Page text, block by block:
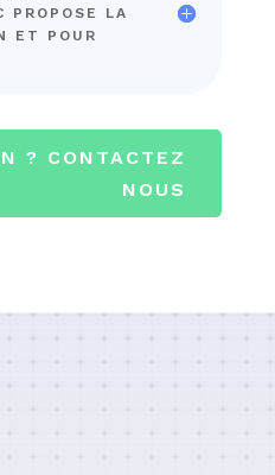
PROPOSE LA
ET POUR
? CONTACTEZ
NOUS